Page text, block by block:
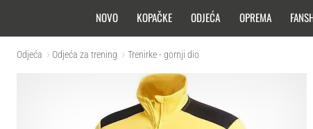
NOVO KOPAČKE ODJEĆA OPREMA
Odjeća Odjeća za trening Trenirke - gornji dio